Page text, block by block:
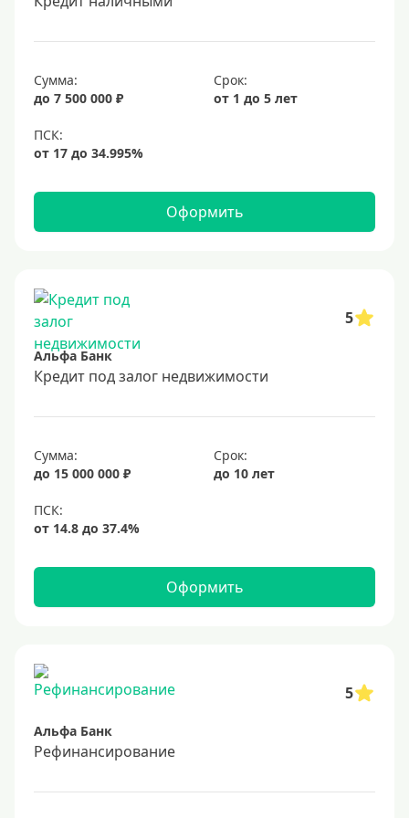
7%
8%
9%
11%
12%
14%
15%
16%
17%
20%
Сумма
1000000 руб
1200000 руб
1300000 руб
1500000 руб
1600000 руб
Сумма:
до 7 500 000 ₽
Срок:
от 1 до 5 лет
Оформить
5
Альфа Банк
Кредит под залог недвижимости
Сумма:
до 15 000 000 ₽
Срок:
до 10 лет
Оформить
5
Альфа Банк
Рефинансирование